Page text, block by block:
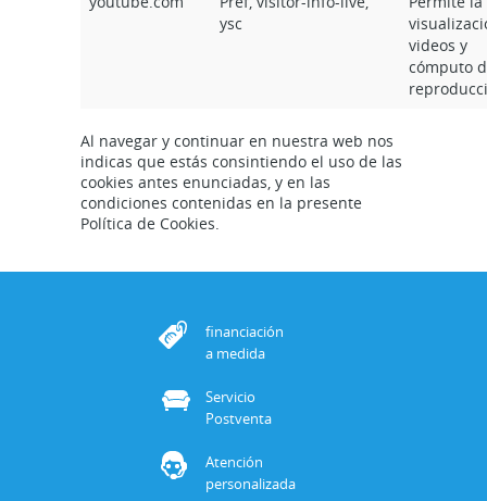
ysc
videos y
cómputo
Al navegar y continuar en nuestra web nos
indicas que estás consintiendo el uso de las
cookies antes enunciadas, y en las
condiciones contenidas en la presente
Política de Cookies.
financiación
a medida
Servicio
Postventa
Atención
personalizada